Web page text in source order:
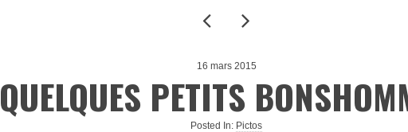
16 mars 2015
QUELQUES PETITS
Posted In: Pictos